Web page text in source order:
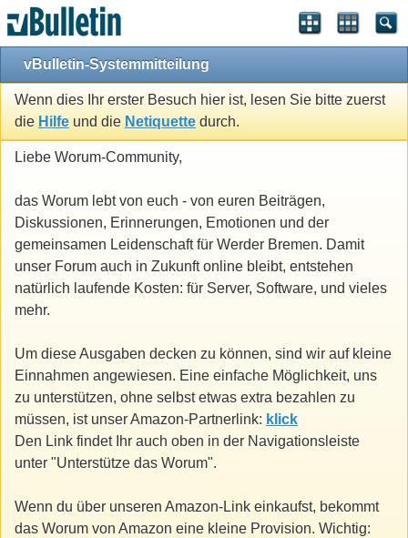
vBulletin-Systemmitteilung
Wenn dies Ihr erster Besuch hier ist, lesen Sie bitte zuerst
die Hilfe und die Netiquette durch.
Liebe Worum-Community,
das Worum lebt von euch - von euren Beiträgen,
Diskussionen, Erinnerungen, Emotionen und der
gemeinsamen Leidenschaft für Werder Bremen. Damit
unser Forum auch in Zukunft online bleibt, entstehen
natürlich laufende Kosten: für Server, Software, und vieles
mehr.
Um diese Ausgaben decken zu können, sind wir auf kleine
Einnahmen angewiesen. Eine einfache Möglichkeit, uns
zu unterstützen, ohne selbst etwas extra bezahlen zu
müssen, ist unser Amazon-Partnerlink: klick
Den Link findet Ihr auch oben in der Navigationsleiste
unter "Unterstütze das Worum".
Wenn du über unseren Amazon-Link einkaufst, bekommt
das Worum von Amazon eine kleine Provision. Wichtig: